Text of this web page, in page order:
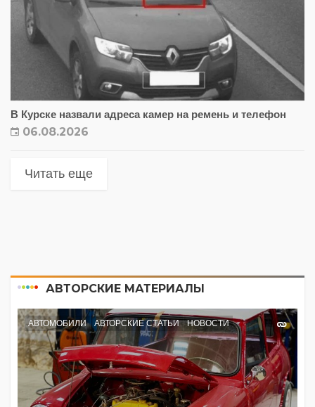
В Курске назвали адреса камер на ремень и телефон
06.08.2026
Читать еще
АВТОРСКИЕ МАТЕРИАЛЫ
АВТОМОБИЛИ АВТОРСКИЕ СТАТЬИ НОВОСТИ